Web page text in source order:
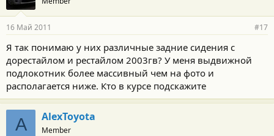
16 Май 2011 #17
Я так понимаю у них различные задние сидения с
дорестайлом и рестайлом 2003гв? У меня выдвижной
подлокотник более массивный чем на фото и
располагается ниже. Кто в курсе подскажите
A AlexToyota
Member